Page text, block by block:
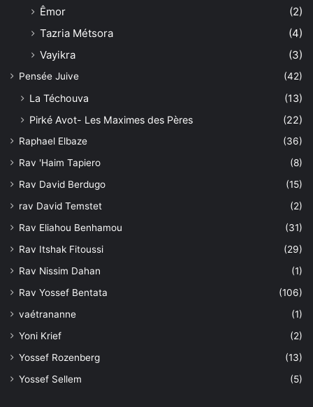
Êmor
(2)
Tazria Métsora
(4)
Vayikra
(3)
Pensée Juive (42)
La Téchouva
(13)
Pirké Avot- Les Maximes des Pères
(22)
Raphael Elbaze
(36)
Rav 'Haim Tapiero
(8)
Rav David Berdugo
(15)
rav David Temstet
(2)
Rav Eliahou Benhamou
(31)
Rav Itshak Fitoussi
(29)
Rav Nissim Dahan
(1)
Rav Yossef Bentata
(106)
vaétrananne
(1)
Yoni Krief
(2)
Yossef Rozenberg
(13)
Yossef Sellem
(5)